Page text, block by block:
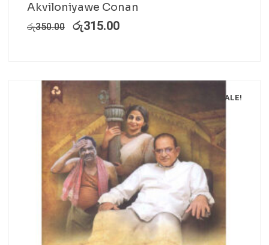
Akviloniyawe Conan
රු350.00 රු315.00
SALE!